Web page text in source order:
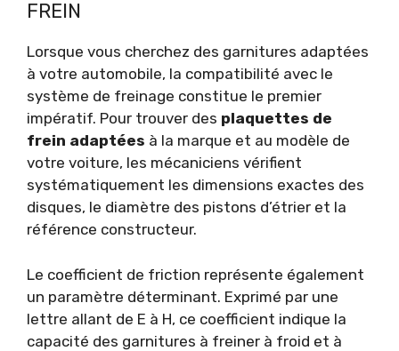
FREIN
Lorsque vous cherchez des garnitures adaptées
à votre automobile, la compatibilité avec le
système de freinage constitue le premier
impératif. Pour trouver des plaquettes de
frein adaptées à la marque et au modèle de
votre voiture, les mécaniciens vérifient
systématiquement les dimensions exactes des
disques, le diamètre des pistons d’étrier et la
référence constructeur.
Le coefficient de friction représente également
un paramètre déterminant. Exprimé par une
lettre allant de E à H, ce coefficient indique la
capacité des garnitures à freiner à froid et à